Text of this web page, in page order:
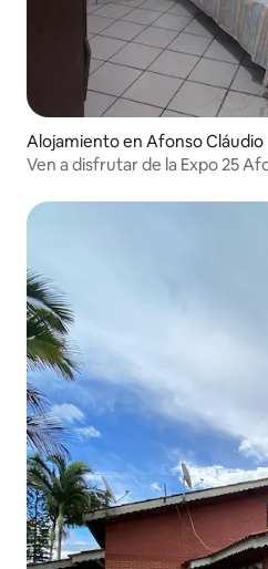
Alojamiento en Afonso Cláudio
Ven a disfrutar de la Expo 25